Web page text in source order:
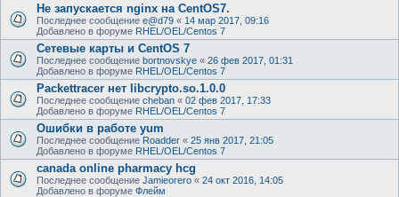
Не запускается nginx на CentOS7.
Последнее сообщение e@d79 « 14 мар 2017, 09:16
Добавлено в форуме RHEL/OEL/Centos 7
Сетевые карты и CentOS 7
Последнее сообщение bortnovskye « 26 фев 2017, 01:31
Добавлено в форуме RHEL/OEL/Centos 7
Packettracer нет libcrypto.so.1.0.0
Последнее сообщение cheban « 02 фев 2017, 17:33
Добавлено в форуме RHEL/OEL/Centos 7
Ошибки в работе yum
Последнее сообщение Roadder « 25 янв 2017, 21:05
Добавлено в форуме RHEL/OEL/Centos 7
canada online pharmacy hcg
Последнее сообщение Jamieorero « 24 окт 2016, 14:05
Добавлено в форуме Флейм